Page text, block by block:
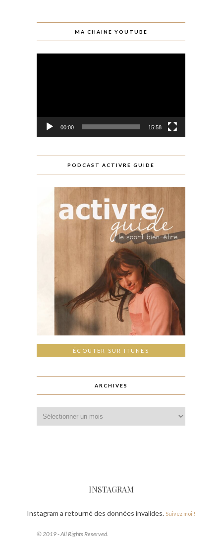
MA CHAINE YOUTUBE
00:00 15:58
PODCAST ACTIVRE GUIDE
ÉCOUTER SUR ITUNES
ARCHIVES
INSTAGRAM
Instagram a retourné des données invalides. Suivez moi !
© 2019 - All Rights Reserved.